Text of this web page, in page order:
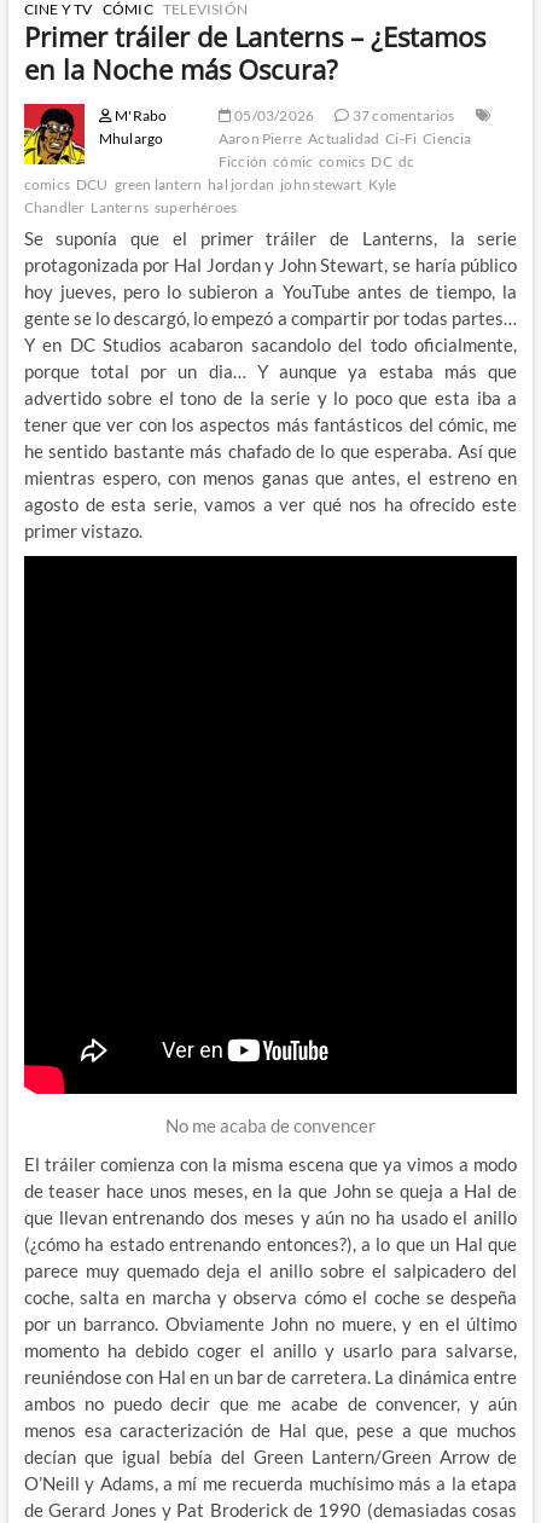
CINE Y TV CÓMIC TELEVISIÓN
Primer tráiler de Lanterns – ¿Estamos
en la Noche más Oscura?
M'Rabo
Mhulargo
05/03/2026
37 comentarios
Aaron Pierre Actualidad Ci-Fi Ciencia
Ficción cómic comics DC dc
comics DCU green lantern hal jordan john stewart Kyle
Chandler Lanterns superhéroes
Se suponía que el primer tráiler de Lanterns, la serie
protagonizada por Hal Jordan y John Stewart, se haría público
hoy jueves, pero lo subieron a YouTube antes de tiempo, la
gente se lo descargó, lo empezó a compartir por todas partes…
Y en DC Studios acabaron sacandolo del todo oficialmente,
porque total por un dia… Y aunque ya estaba más que
advertido sobre el tono de la serie y lo poco que esta iba a
tener que ver con los aspectos más fantásticos del cómic, me
he sentido bastante más chafado de lo que esperaba. Así que
mientras espero, con menos ganas que antes, el estreno en
agosto de esta serie, vamos a ver qué nos ha ofrecido este
primer vistazo.
No me acaba de convencer
El tráiler comienza con la misma escena que ya vimos a modo
de teaser hace unos meses, en la que John se queja a Hal de
que llevan entrenando dos meses y aún no ha usado el anillo
(¿cómo ha estado entrenando entonces?), a lo que un Hal que
parece muy quemado deja el anillo sobre el salpicadero del
coche, salta en marcha y observa cómo el coche se despeña
por un barranco. Obviamente John no muere, y en el último
momento ha debido coger el anillo y usarlo para salvarse,
reuniéndose con Hal en un bar de carretera. La dinámica entre
ambos no puedo decir que me acabe de convencer, y aún
menos esa caracterización de Hal que, pese a que muchos
decían que igual bebía del Green Lantern/Green Arrow de
O’Neill y Adams, a mí me recuerda muchísimo más a la etapa
de Gerard Jones y Pat Broderick de 1990 (demasiadas cosas